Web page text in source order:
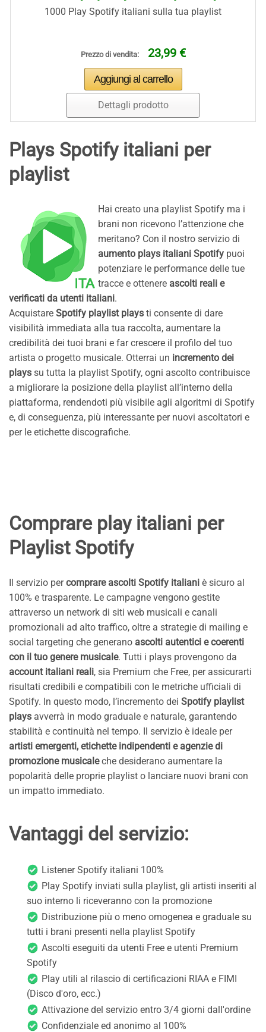
1000 Play Spotify italiani sulla tua playlist
Prezzo di vendita: 23,99 €
Dettagli prodotto
Plays Spotify italiani per
playlist
Hai creato una playlist Spotify ma i
brani non ricevono l’attenzione che
meritano? Con il nostro servizio di
aumento plays italiani Spotify puoi
potenziare le performance delle tue
tracce e ottenere ascolti reali e
verificati da utenti italiani.
Acquistare Spotify playlist plays ti consente di dare
visibilità immediata alla tua raccolta, aumentare la
credibilità dei tuoi brani e far crescere il profilo del tuo
artista o progetto musicale. Otterrai un incremento dei
plays su tutta la playlist Spotify, ogni ascolto contribuisce
a migliorare la posizione della playlist all’interno della
piattaforma, rendendoti più visibile agli algoritmi di Spotify
e, di conseguenza, più interessante per nuovi ascoltatori e
per le etichette discografiche.
Comprare play italiani per
Playlist Spotify
Il servizio percomprare ascolti Spotify italiani è sicuro al
100% e trasparente. Le campagne vengono gestite
attraverso un network di siti web musicali e canali
promozionali ad alto traffico, oltre a strategie di mailing e
social targeting che generano ascolti autentici e coerenti
con il tuo genere musicale. Tutti i plays provengono da
account italiani reali, sia Premium che Free, per assicurarti
risultati credibili e compatibili con le metriche ufficiali di
Spotify. In questo modo, l’incremento dei Spotify playlist
plays avverrà in modo graduale e naturale, garantendo
stabilità e continuità nel tempo. Il servizio è ideale per
artisti emergenti, etichette indipendenti e agenzie di
promozione musicaleche desiderano aumentare la
popolarità delle proprie playlist o lanciare nuovi brani con
un impatto immediato.
Vantaggi del servizio:
Listener Spotify italiani 100%
Play Spotify inviati sulla playlist, gli artisti inseriti al
suo interno li riceveranno con la promozione
Distribuzione più o meno omogenea e graduale su
tutti i brani presenti nella playlist Spotify
Ascolti eseguiti da utenti Free e utenti Premium
Spotify
Play utili al rilascio di certificazioni RIAA e FIMI
(Disco d'oro, ecc.)
Attivazione del servizio entro 3/4 giorni dall'ordine
Confidenziale ed anonimo al 100%